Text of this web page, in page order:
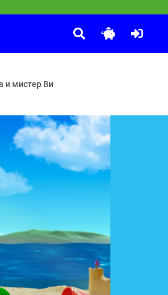
полная ловушек —
звёздочка — Яблоки и бананы — Хочу
и мистер Ви